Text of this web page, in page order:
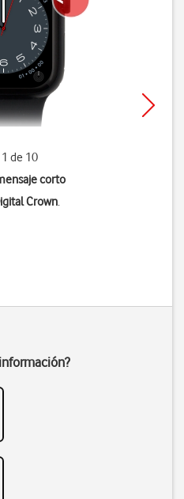
1 de 10
corto
Crown.